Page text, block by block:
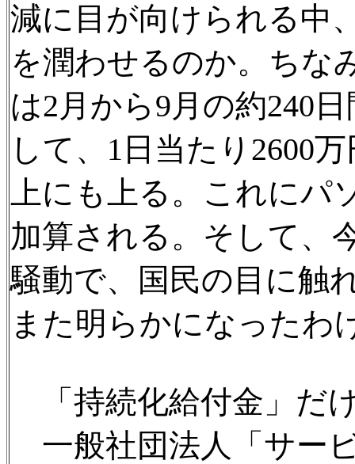
減に目が向けられる中
を潤わせるのか。ちな
は2月から9月の約240
して、1日当たり2600
上にも上る。これに
加算される。そして、
騒動で、国民の目に触
また明らかになったわ
「持続化給付金」だ
一般社団法人「サー